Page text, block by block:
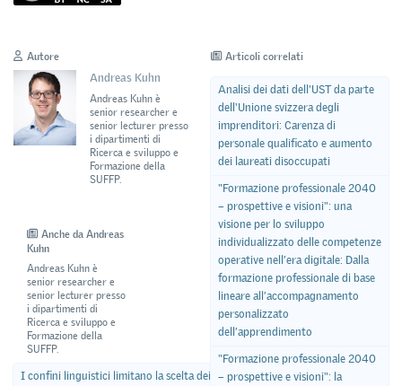
Autore
Andreas Kuhn
Andreas Kuhn è
senior researcher e
senior lecturer presso
i dipartimenti di
Ricerca e sviluppo e
Formazione della
SUFFP.
Anche da Andreas
Kuhn
Andreas Kuhn è
senior researcher e
senior lecturer presso
i dipartimenti di
Ricerca e sviluppo e
Formazione della
SUFFP.
I confini linguistici limitano la scelta dei posti di tirocinio
Articoli correlati
Analisi dei dati dell'UST da parte
dell'Unione svizzera degli
imprenditori: Carenza di
personale qualificato e aumento
dei laureati disoccupati
"Formazione professionale 2040
– prospettive e visioni": una
visione per lo sviluppo
individualizzato delle competenze
operative nell’era digitale: Dalla
formazione professionale di base
lineare all’accompagnamento
personalizzato
dell’apprendimento
"Formazione professionale 2040
– prospettive e visioni": la